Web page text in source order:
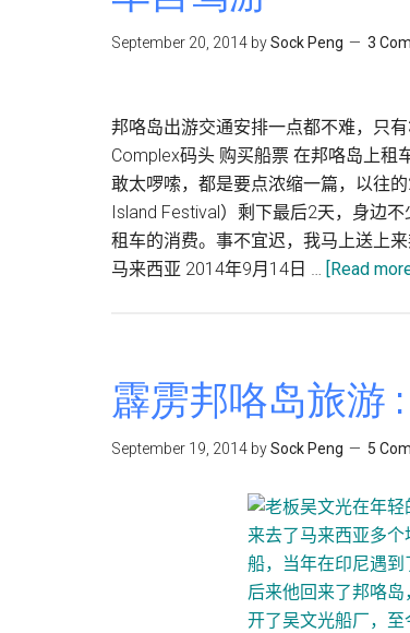
September 20, 2014 bySock Peng 3
邦咯岛出游交通安排一点都不难，只
Complex码头 购买船票 在邦咯岛上租
敢太啰嗦，都是要点浓缩一篇，以往
Island Festival）剩下最后2天，身边
租车的消费。事不宜迟，我马上送上
马来西亚 2014年9月14日 … [Read
霹雳邦咯岛旅游
September 19, 2014 bySock Peng 5